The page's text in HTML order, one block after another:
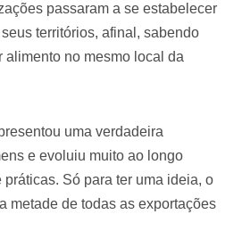
passaram a se estabelecer
territórios, afinal, sabendo
alimento no mesmo local da
uma verdadeira
e evoluiu muito ao longo
Só para ter uma ideia, o
metade de todas as exportações